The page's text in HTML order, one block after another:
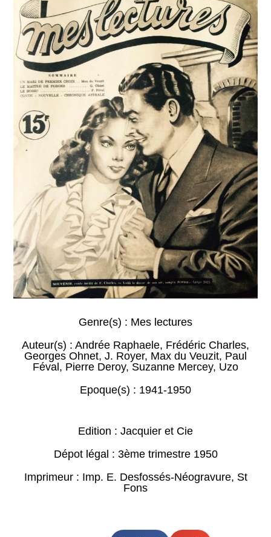
Genre(s) : Mes lectures
Auteur(s) : Andrée Raphaele, Frédéric Charles,
Georges Ohnet, J. Royer, Max du Veuzit, Paul
Féval , Pierre Deroy, Suzanne Mercey, Uzo
Epoque(s) : 1941-1950
Edition : Jacquier et Cie
Dépot légal : 3ème trimestre 1950
Imprimeur : Imp. E. Desfossés-Néogravure, St
Fons